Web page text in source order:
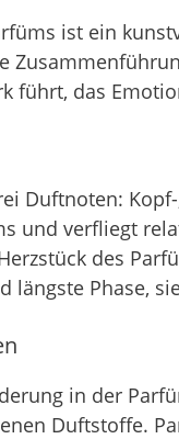
ist ein
führt, das
Duftnoten:
und verfliegt
des
längste Phase,
in der
Duftstoffe.